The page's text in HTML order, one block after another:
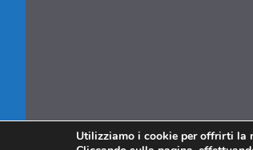
Utilizziamo i cookie per offrirti la